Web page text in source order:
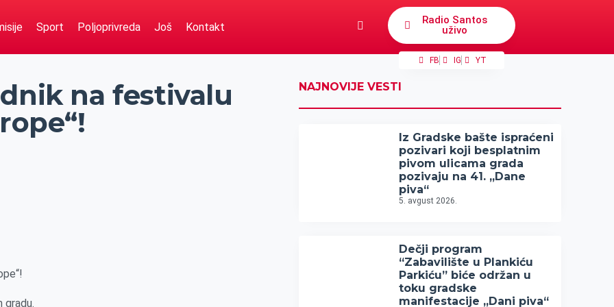
Sport Poljoprivreda Još Kontakt
Radio Santos
uživo
FB IG YT
na festivalu
gradu.
NAJNOVIJE VESTI
Iz Gradske bašte ispraćeni
pozivari koji besplatnim
pivom ulicama grada
pozivaju na 41. „Dane
piva“
5. avgust 2026.
Dečji program
“Zabavilište u Plankiću
Parkiću” biće održan u
toku gradske
manifestacije „Dani piva“